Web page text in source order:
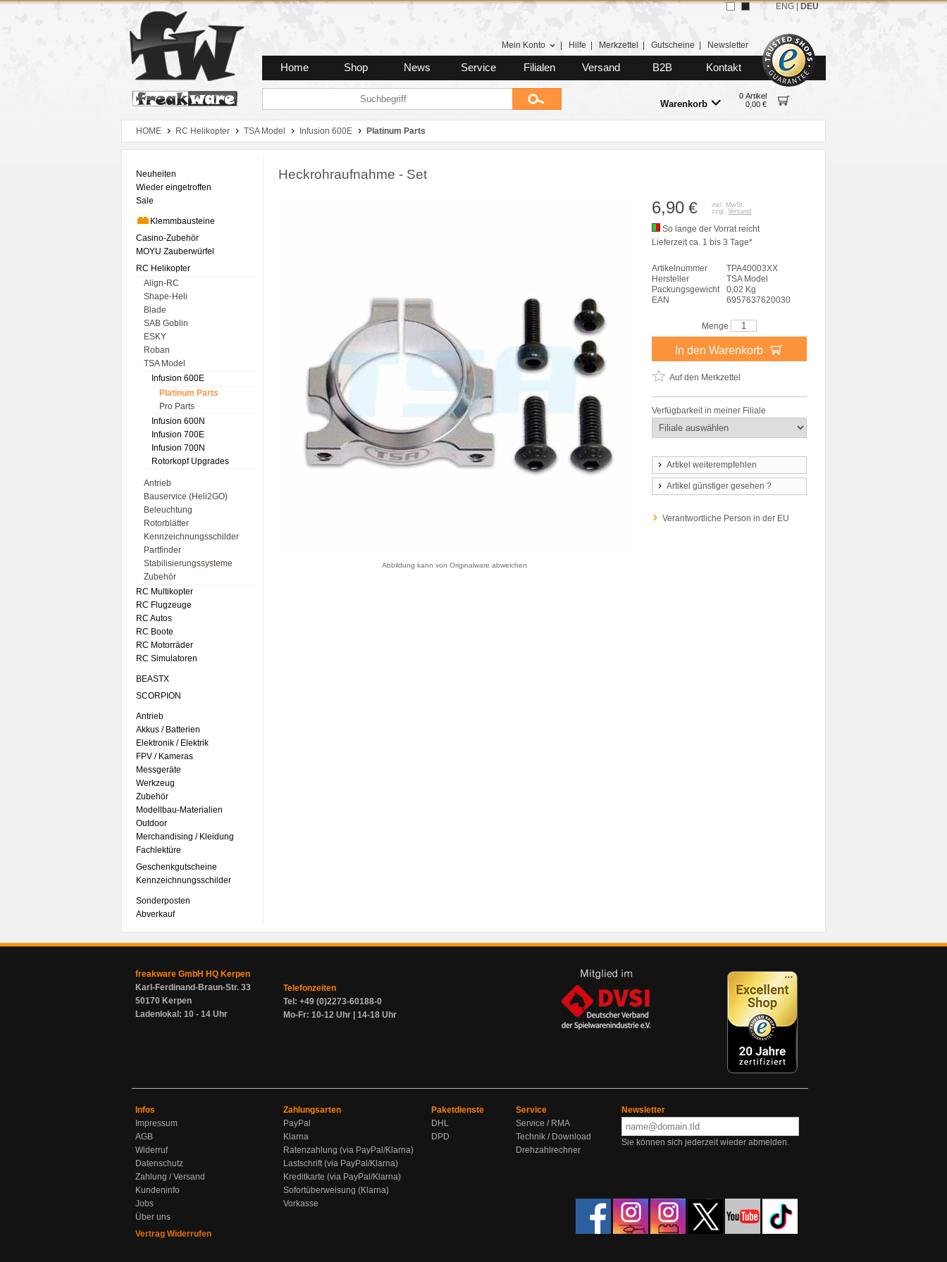
Zum Hauptmenue
Zum Seiteninhalt
Zum Warenkob
Mein Konto Hilfe Merkzettel Gutscheine Newsletter
Home Shop News Service Filialen Versand B2B Kontakt
Warenkorb
0 Artikel
0,00 €
ENG DEU
HOME RC Helikopter TSA Model Infusion 600E Platinum Parts
Neuheiten
Wieder eingetroffen
Sale
Klemmbausteine
Casino-Zubehör
MOYU Zauberwürfel
RC Helikopter
Align-RC
Shape-Heli
Blade
SAB Goblin
ESKY
Roban
TSA Model
Infusion 600E
Platinum Parts
Pro Parts
Infusion 600N
Infusion 700E
Infusion 700N
Rotorkopf Upgrades
Antrieb
Bauservice (Heli2GO)
Beleuchtung
Rotorblätter
Kennzeichnungsschilder
Partfinder
Stabilisierungssysteme
Zubehör
RC Multikopter
RC Flugzeuge
RC Autos
RC Boote
RC Motorräder
RC Simulatoren
BEASTX
SCORPION
Antrieb
Akkus / Batterien
Elektronik / Elektrik
FPV / Kameras
Messgeräte
Werkzeug
Zubehör
Modellbau-Materialien
Outdoor
Merchandising / Kleidung
Fachlektüre
Geschenkgutscheine
Kennzeichnungsschilder
Sonderposten
Abverkauf
Heckrohraufnahme - Set
Abbildung kann von Originalware abweichen
6,90 €
inkl. MwSt.
zzgl. Versand
So lange der Vorrat reicht
Lieferzeit ca. 1 bis 3 Tage*
Artikelnummer
TPA40003XX
Hersteller
TSA Model
Packungsgewicht
0,02 Kg
EAN
6957637620030
Menge
In den Warenkorb
Auf den Merkzettel
Verfügbarkeit in meiner Filiale
Artikel weiterempfehlen
Artikel günstiger gesehen ?
Verantwortliche Person in der EU
freakware GmbH HQ Kerpen
Karl-Ferdinand-Braun-Str. 33
50170 Kerpen
Ladenlokal: 10 - 14 Uhr
Telefonzeiten
Tel: +49 (0)2273-60188-0
Mo-Fr: 10-12 Uhr | 14-18 Uhr
Infos
Impressum
AGB
Widerruf
Datenschutz
Zahlung / Versand
Kundeninfo
Jobs
Über uns
Vertrag Widerrufen
Zahlungsarten
PayPal
Klarna
Ratenzahlung (via PayPal/Klarna)
Lastschrift (via PayPal/Klarna)
Kreditkarte (via PayPal/Klarna)
Sofortüberweisung (Klarna)
Vorkasse
Paketdienste
DHL
DPD
Service
Service / RMA
Technik / Download
Drehzahlrechner
Newsletter
Sie können sich jederzeit wieder abmelden.